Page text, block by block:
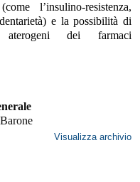
l’insulino-resistenza,
e la possibilità di
dei farmaci
Visualizza archivio